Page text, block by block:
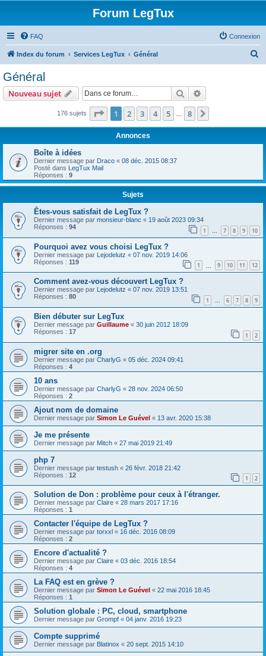
Forum LegTux
FAQ Connexion
Index du forum Services LegTux Général
r
Général
Nouveau sujet Rechercher
176 sujets Page 1sur8
1 2 3 4 5 8
Annonces
Boîte à idées
Dernier message par Draco « 08 déc. 2015 08:37
Posté dans LegTux Mail
Réponses : 9
Sujets
Êtes-vous satisfait de LegTux ?
Dernier message par monsieur-blanc « 19 août 2023 09:34
Réponses : 94 1 … 7 8 9 10
Pourquoi avez vous choisi LegTux ?
Dernier message par Lejodelutz « 07 nov. 2019 14:06
Réponses : 119 1 9 10 11 12
Comment avez-vous découvert LegTux ?
Dernier message par Lejodelutz « 07 nov. 2019 13:51
Réponses : 80 1 … 6 7 8 9
Bien débuter sur LegTux
Dernier message par Guillaume « 30 juin 2012 18:09
Réponses : 17 1 2
migrer site en .org
Dernier message par CharlyG « 05 déc. 2024 09:41
Réponses : 4
10 ans
Dernier message par CharlyG « 28 nov. 2024 06:50
Réponses : 2
Ajout nom de domaine
Dernier message par Simon Le Guével « 13 avr. 2020 15:38
Je me présente
Dernier message par Mitch « 27 mai 2019 21:49
php 7
Dernier message par testush « 26 févr. 2018 21:42
Réponses : 12 1 2
Solution de Don : problème pour ceux à l'étranger.
Dernier message par Claire « 28 mars 2017 17:16
Réponses : 1
Contacter l'équipe de LegTux ?
Dernier message par torxxl « 16 déc. 2016 08:09
Réponses : 2
Encore d'actualité ?
Dernier message par Claire « 03 déc. 2016 18:54
Réponses : 4
La FAQ est en grève ?
Dernier message par Simon Le Guével « 22 mai 2016 18:45
Réponses : 1
Solution globale : PC, cloud, smartphone
Dernier message par Grompf « 04 janv. 2016 19:23
Compte supprimé
Dernier message par Blatinox « 20 sept. 2015 14:10